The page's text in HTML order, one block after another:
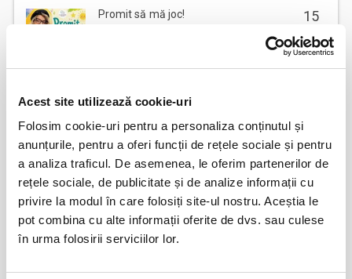
Acest site utilizează cookie-uri
Folosim cookie-uri pentru a personaliza conținutul și
anunțurile, pentru a oferi funcții de rețele sociale și pentru
a analiza traficul. De asemenea, le oferim partenerilor de
rețele sociale, de publicitate și de analize informații cu
privire la modul în care folosiți site-ul nostru. Aceștia le
pot combina cu alte informații oferite de dvs. sau culese
în urma folosirii serviciilor lor.
Promit să mă joc!
BILETE
15
Cealalta soție
Bucuresti
BILETE
16
aug
Femei bune pentru barbati nebuni